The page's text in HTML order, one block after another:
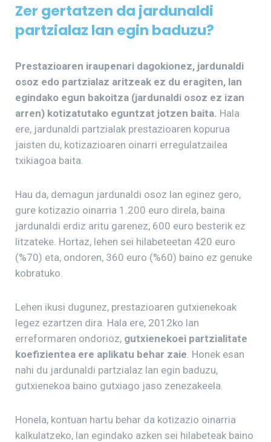
Zer gertatzen da jardunaldi
partzialaz lan egin baduzu?
Prestazioaren iraupenari dagokionez, jardunaldi
osoz edo partzialaz aritzeak ez du eragiten, lan
egindako egun bakoitza (jardunaldi osoz ez izan
arren) kotizatutako eguntzat jotzen baita. Hala
ere, jardunaldi partzialak prestazioaren kopurua
jaisten du, kotizazioaren oinarri erregulatzailea
txikiagoa baita.
Hau da, demagun jardunaldi osoz lan eginez gero,
gure kotizazio oinarria 1.200 euro direla, baina
jardunaldi erdiz aritu garenez, 600 euro besterik ez
litzateke. Hortaz, lehen sei hilabeteetan 420 euro
(%70) eta, ondoren, 360 euro (%60) baino ez genuke
kobratuko.
Lehen ikusi dugunez, prestazioaren gutxienekoak
legez ezartzen dira. Hala ere, 2012ko lan
erreformaren ondorioz, gutxienekoei partzialitate
koefizientea ere aplikatu behar zaie . Honek esan
nahi du jardunaldi partzialaz lan egin baduzu,
gutxienekoa baino gutxiago jaso zenezakeela.
Honela, kontuan hartu behar da kotizazio oinarria
kalkulatzeko, lan egindako azken sei hilabeteak baino